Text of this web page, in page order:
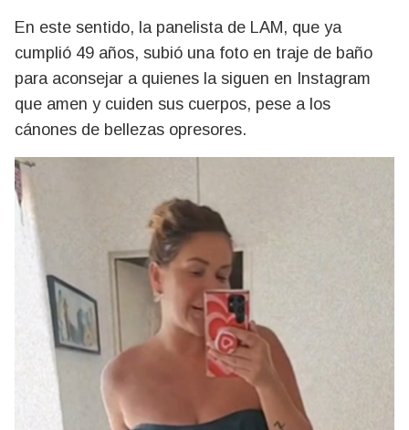
En este sentido, la panelista de LAM, que ya
cumplió 49 años, subió una foto en traje de baño
para aconsejar a quienes la siguen en Instagram
que amen y cuiden sus cuerpos, pese a los
cánones de bellezas opresores.